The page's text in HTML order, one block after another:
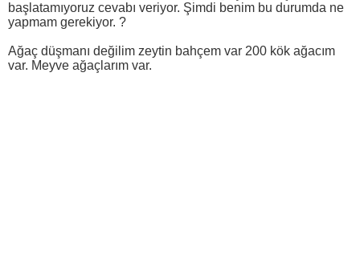
başlatamıyoruz cevabı veriyor. Şimdi benim bu durumda ne
yapmam gerekiyor. ?
Ağaç düşmanı değilim zeytin bahçem var 200 kök ağacım
var. Meyve ağaçlarım var.